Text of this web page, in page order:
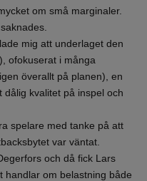
om små marginaler.
mig att underlaget den
ofokuserat i många
överallt på planen), en
kvalitet på inspel och
spelare med tanke på att
var väntat.
och då fick Lars
handlar om belastning både